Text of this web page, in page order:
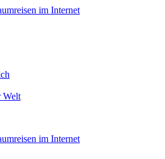
Welt